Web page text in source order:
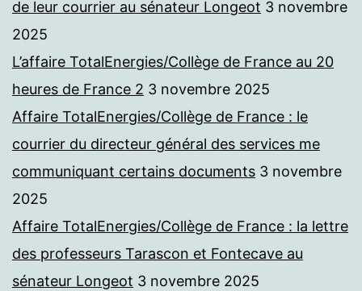
de leur courrier au sénateur Longeot 3 novembre
2025
L’affaire TotalEnergies/Collège de France au 20
heures de France 2 3 novembre 2025
Affaire TotalEnergies/Collège de France : le
courrier du directeur général des services me
communiquant certains documents 3 novembre
2025
Affaire TotalEnergies/Collège de France : la lettre
des professeurs Tarascon et Fontecave au
sénateur Longeot 3 novembre 2025